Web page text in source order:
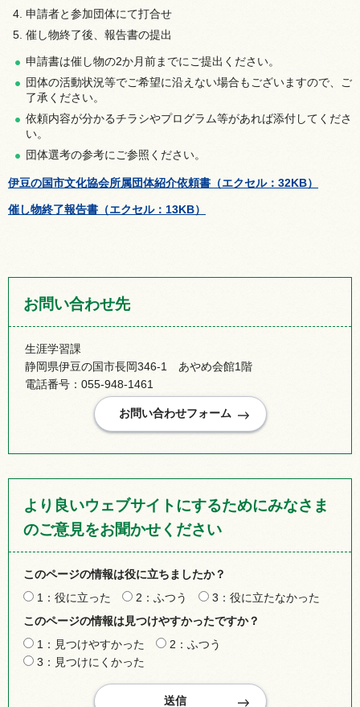
申請者と参加団体にて打合せ
催し物終了後、報告書の提出
申請書は催し物の2か月前までにご提出ください。
団体の活動状況等でご希望に沿えない場合もございますので、ご
了承ください。
依頼内容が分かるチラシやプログラム等があれば添付してくださ
い。
団体選考の参考にご参照ください。
伊豆の国市文化協会所属団体紹介依頼書（エクセル：32KB）
催し物終了報告書（エクセル：13KB）
お問い合わせ先
生涯学習課
静岡県伊豆の国市長岡346-1 あやめ会館1階
電話番号：055-948-1461
より良いウェブサイトにするためにみなさま
のご意見をお聞かせください
このページの情報は役に立ちましたか？
1：役に立った
2：ふつう
3：役に立たなかった
このページの情報は見つけやすかったですか？
1：見つけやすかった
2：ふつう
3：見つけにくかった